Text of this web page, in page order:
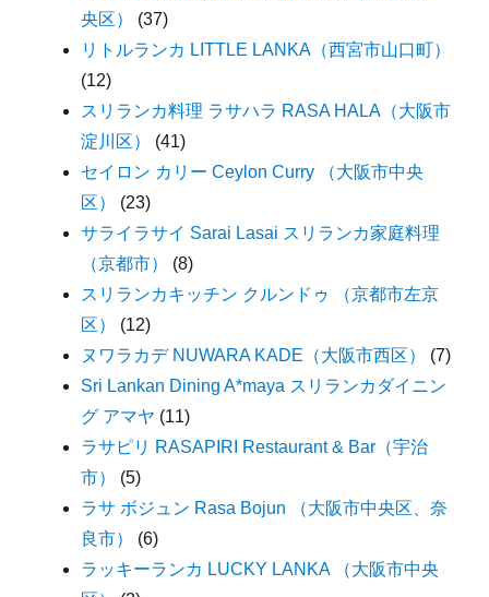
央区）
(37)
リトルランカ LITTLE LANKA（西宮市山口町）
(12)
スリランカ料理 ラサハラ RASA HALA（大阪市
淀川区）
(41)
セイロン カリー Ceylon Curry （大阪市中央
区）
(23)
サライラサイ Sarai Lasai スリランカ家庭料理
（京都市）
(8)
スリランカキッチン クルンドゥ （京都市左京
区）
(12)
ヌワラカデ NUWARA KADE（大阪市西区）
(7)
Sri Lankan Dining A*maya スリランカダイニン
グ アマヤ (11)
ラサピリ RASAPIRI Restaurant & Bar（宇治
市）
(5)
ラサ ボジュン Rasa Bojun （大阪市中央区、奈
良市）
(6)
ラッキーランカ LUCKY LANKA （大阪市中央